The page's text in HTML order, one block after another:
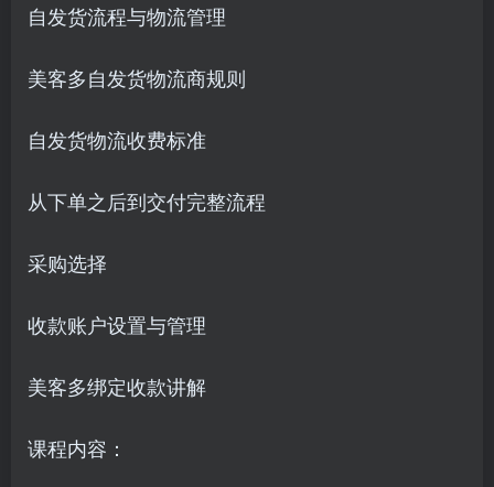
自发货流程与物流管理
美客多自发货物流商规则
自发货物流收费标准
从下单之后到交付完整流程
采购选择
收款账户设置与管理
美客多绑定收款讲解
课程内容：